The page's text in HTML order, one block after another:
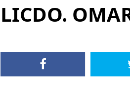
LICDO.